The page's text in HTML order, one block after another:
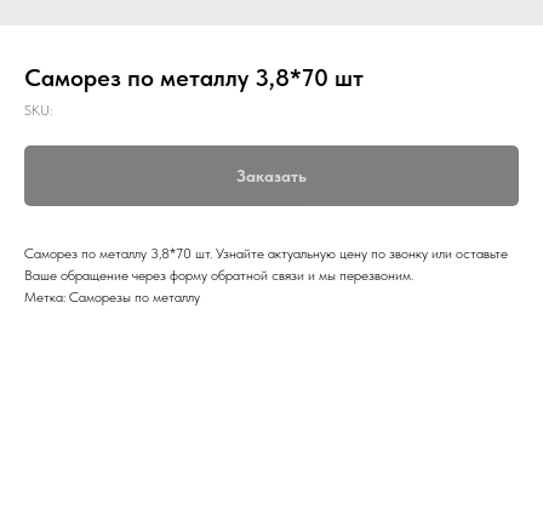
Саморез по металлу 3,8*70 шт
SKU:
Заказать
Саморез по металлу 3,8*70 шт. Узнайте актуальную цену по звонку или оставьте
Ваше обращение через форму обратной связи и мы перезвоним.
Метка: Саморезы по металлу